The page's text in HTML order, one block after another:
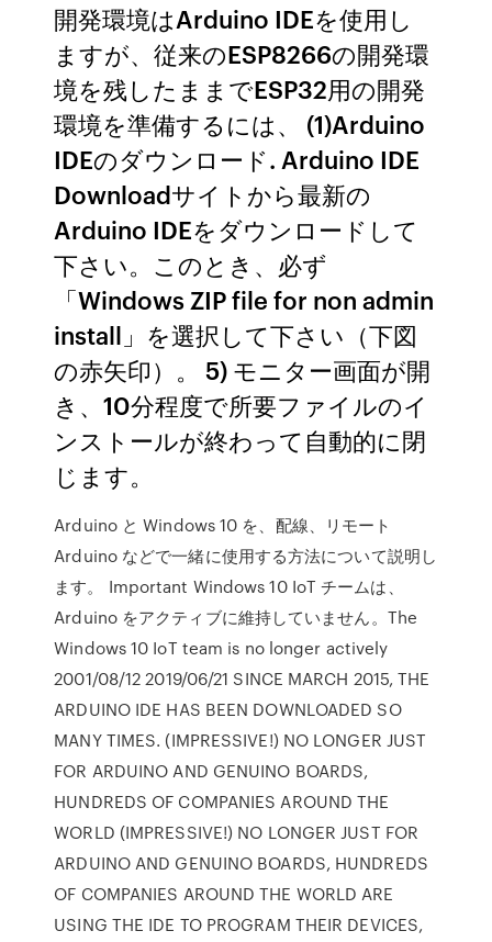
開発環境はArduino IDEを使用し
ますが、従来のESP8266の開発環
境を残したままでESP32用の開発
環境を準備するには、 (1)Arduino
IDEのダウンロード. Arduino IDE
Downloadサイトから最新の
Arduino IDEをダウンロードして
下さい。このとき、必ず
「Windows ZIP file for non admin
install」を選択して下さい（下図
の赤矢印）。 5) モニター画面が開
き、10分程度で所要ファイルのイ
ンストールが終わって自動的に閉
じます。
Arduino と Windows 10 を、配線、リモート
Arduino などで一緒に使用する方法について説明し
ます。 Important Windows 10 IoT チームは、
Arduino をアクティブに維持していません。The
Windows 10 IoT team is no longer actively
2001/08/12 2019/06/21 SINCE MARCH 2015, THE
ARDUINO IDE HAS BEEN DOWNLOADED SO
MANY TIMES. (IMPRESSIVE!) NO LONGER JUST
FOR ARDUINO AND GENUINO BOARDS,
HUNDREDS OF COMPANIES AROUND THE
WORLD (IMPRESSIVE!) NO LONGER JUST FOR
ARDUINO AND GENUINO BOARDS, HUNDREDS
OF COMPANIES AROUND THE WORLD ARE
USING THE IDE TO PROGRAM THEIR DEVICES,